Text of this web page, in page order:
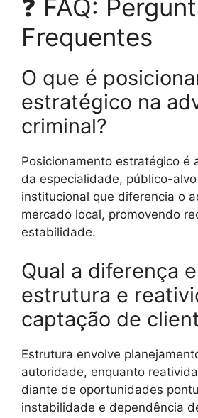
❓ FAQ:
Frequentes
O que é
estratégico na
criminal?
Posicionamento estratégico é
da especialidade, público-
institucional que diferencia o
mercado local, promovendo
estabilidade.
Qual a diferença
estrutura e
captação de
Estrutura envolve
autoridade, enquanto
diante de oportunidades
instabilidade e dependência